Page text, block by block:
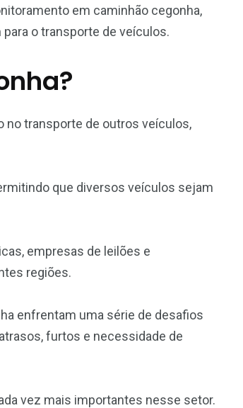
em caminhão cegonha,
o transporte de veículos.
no transporte de outros veículos,
que diversos veículos sejam
empresas de leilões e
regiões.
enfrentam uma série de desafios
furtos e necessidade de
vez mais importantes nesse setor.